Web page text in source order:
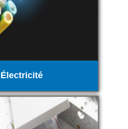
Électricité